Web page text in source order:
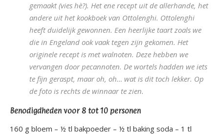
gemaakt (vies hè?). Het ene recept uit de allerhande, het
andere uit het kookboek van Ottolenghi. Ottolenghi
heeft duidelijk gewonnen. Een heerlijke taart zoals we
die in Engeland ook vaak tegen zijn gekomen. Het
originele recept is met walnoten. Deze hebben we
vervangen door pecannoten. De wortels hadden we iets
te fijn geraspt, maar oh, oh… wat is dit toch lekker. Op
de foto is rechts de winnaar te zien.
Benodigdheden voor 8 tot 10 personen
160 g bloem – ½ tl bakpoeder – ½ tl baking soda – 1 tl